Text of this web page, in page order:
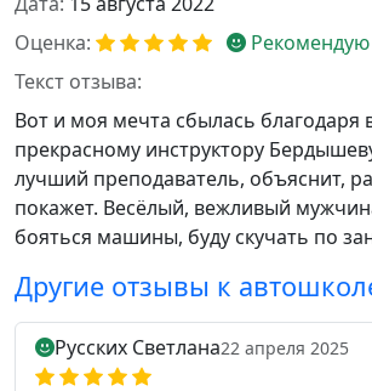
Оценка:
Рекомендую
Текст отзыва:
Вот и моя мечта сбылась
прекрасному инструктору
лучший преподаватель, объяснит,
покажет. Весёлый, вежливый
бояться машины, буду скучать по
Другие отзывы к
Русских Светлана22 апреля 2025